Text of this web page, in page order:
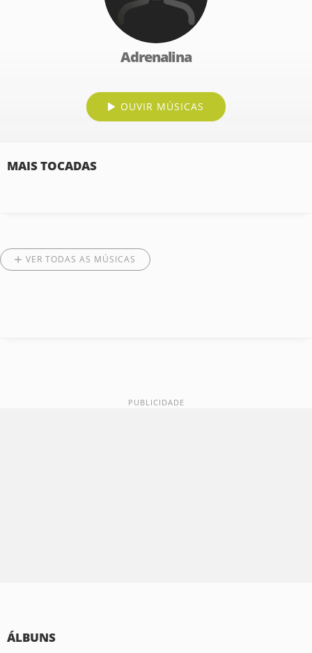
Adrenalina
OUVIR MÚSICAS
MAIS TOCADAS
VER TODAS AS MÚSICAS
ÁLBUNS